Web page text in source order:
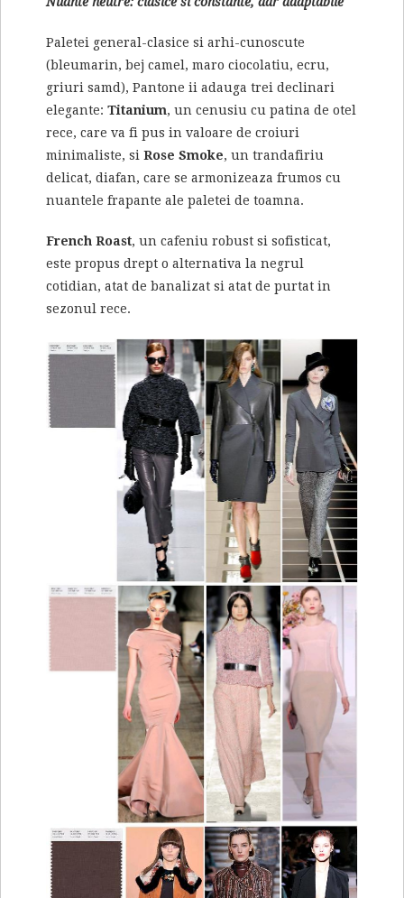
Paletei general-clasice si arhi-cunoscute
(bleumarin, bej camel, maro ciocolatiu, ecru,
griuri samd), Pantone ii adauga trei declinari
elegante: Titanium, un cenusiu cu patina de otel
rece, care va fi pus in valoare de croiuri
minimaliste, si Rose Smoke, un trandafiriu
delicat, diafan, care se armonizeaza frumos cu
nuantele frapante ale paletei de toamna.
French Roast, un cafeniu robust si sofisticat,
este propus drept o alternativa la negrul
cotidian, atat de banalizat si atat de purtat in
sezonul rece.